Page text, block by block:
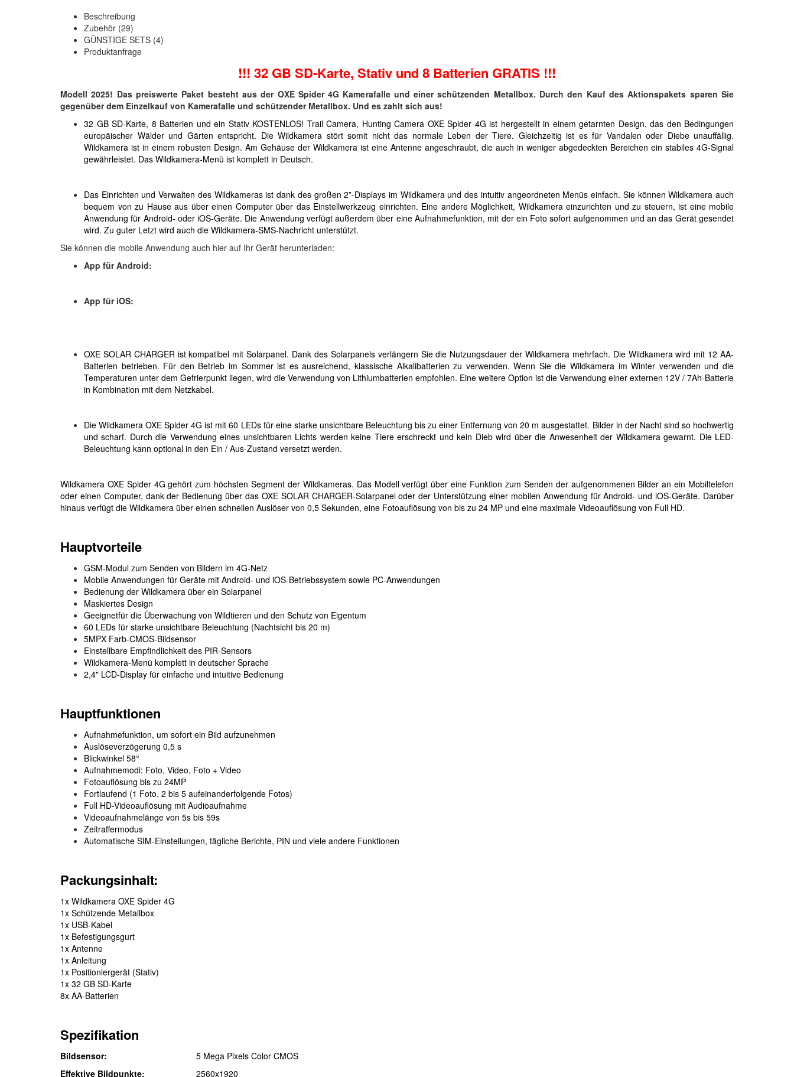
Beschreibung
Zubehör (29)
GÜNSTIGE SETS (4)
Produktanfrage
!!! 32 GB SD-Karte, Stativ und 8 Batterien GRATIS !!!
Modell 2025! Das preiswerte Paket besteht aus der OXE Spider 4G Kamerafalle und einer schützenden Metallbox. Durch den Kauf des Aktionspakets sparen Sie
gegenüber dem Einzelkauf von Kamerafalle und schützender Metallbox. Und es zahlt sich aus!
32 GB SD-Karte, 8 Batterien und ein Stativ KOSTENLOS! Trail Camera, Hunting Camera OXE Spider 4G ist hergestellt in einem getarnten Design, das den Bedingungen
europäischer Wälder und Gärten entspricht. Die Wildkamera stört somit nicht das normale Leben der Tiere. Gleichzeitig ist es für Vandalen oder Diebe unauffällig.
Wildkamera ist in einem robusten Design. Am Gehäuse der Wildkamera ist eine Antenne angeschraubt, die auch in weniger abgedeckten Bereichen ein stabiles 4G-Signal
gewährleistet. Das Wildkamera-Menü ist komplett in Deutsch.
Das Einrichten und Verwalten des Wildkameras ist dank des großen 2”-Displays im Wildkamera und des intuitiv angeordneten Menüs einfach. Sie können Wildkamera auch
bequem von zu Hause aus über einen Computer über das Einstellwerkzeug einrichten. Eine andere Möglichkeit, Wildkamera einzurichten und zu steuern, ist eine mobile
Anwendung für Android- oder iOS-Geräte. Die Anwendung verfügt außerdem über eine Aufnahmefunktion, mit der ein Foto sofort aufgenommen und an das Gerät gesendet
wird. Zu guter Letzt wird auch die Wildkamera-SMS-Nachricht unterstützt.
Sie können die mobile Anwendung auch hier auf Ihr Gerät herunterladen:
App für Android:
App für iOS:
OXE SOLAR CHARGER ist kompatibel mit Solarpanel. Dank des Solarpanels verlängern Sie die Nutzungsdauer der Wildkamera mehrfach. Die Wildkamera wird mit 12 AA-
Batterien betrieben. Für den Betrieb im Sommer ist es ausreichend, klassische Alkalibatterien zu verwenden. Wenn Sie die Wildkamera im Winter verwenden und die
Temperaturen unter dem Gefrierpunkt liegen, wird die Verwendung von Lithiumbatterien empfohlen. Eine weitere Option ist die Verwendung einer externen 12V / 7Ah-Batterie
in Kombination mit dem Netzkabel.
Die Wildkamera OXE Spider 4G ist mit 60 LEDs für eine starke unsichtbare Beleuchtung bis zu einer Entfernung von 20 m ausgestattet. Bilder in der Nacht sind so hochwertig
und scharf. Durch die Verwendung eines unsichtbaren Lichts werden keine Tiere erschreckt und kein Dieb wird über die Anwesenheit der Wildkamera gewarnt. Die LED-
Beleuchtung kann optional in den Ein / Aus-Zustand versetzt werden.
Wildkamera OXE Spider 4G gehört zum höchsten Segment der Wildkameras. Das Modell verfügt über eine Funktion zum Senden der aufgenommenen Bilder an ein Mobiltelefon
oder einen Computer, dank der Bedienung über das OXE SOLAR CHARGER-Solarpanel oder der Unterstützung einer mobilen Anwendung für Android- und iOS-Geräte. Darüber
hinaus verfügt die Wildkamera über einen schnellen Auslöser von 0,5 Sekunden, eine Fotoauflösung von bis zu 24 MP und eine maximale Videoauflösung von Full HD.
Hauptvorteile
GSM-Modul zum Senden von Bildern im 4G-Netz
Mobile Anwendungen für Geräte mit Android- und iOS-Betriebssystem sowie PC-Anwendungen
Bedienung der Wildkamera über ein Solarpanel
Maskiertes Design
Geeignetfür die Überwachung von Wildtieren und den Schutz von Eigentum
60 LEDs für starke unsichtbare Beleuchtung (Nachtsicht bis 20 m)
5MPX Farb-CMOS-Bildsensor
Einstellbare Empfindlichkeit des PIR-Sensors
Wildkamera-Menü komplett in deutscher Sprache
2,4" LCD-Display für einfache und intuitive Bedienung
Hauptfunktionen
Aufnahmefunktion, um sofort ein Bild aufzunehmen
Auslöseverzögerung 0,5 s
Blickwinkel 58°
Aufnahmemodi: Foto, Video, Foto + Video
Fotoauflösung bis zu 24MP
Fortlaufend (1 Foto, 2 bis 5 aufeinanderfolgende Fotos)
Full HD-Videoauflösung mit Audioaufnahme
Videoaufnahmelänge von 5s bis 59s
Zeitraffermodus
Automatische SIM-Einstellungen, tägliche Berichte, PIN und viele andere Funktionen
Packungsinhalt:
1x Wildkamera OXE Spider 4G
1x Schützende Metallbox
1x USB-Kabel
1x Befestigungsgurt
1x Antenne
1x Anleitung
1x Positioniergerät (Stativ)
1x 32 GB SD-Karte
8x AA-Batterien
Spezifikation
Bildsensor:
5 Mega Pixels Color CMOS
Effektive Bildpunkte:
2560x1920